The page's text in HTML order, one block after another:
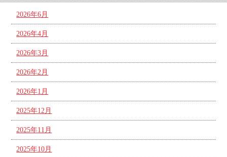
2026年6月
2026年4月
2026年3月
2026年2月
2026年1月
2025年12月
2025年11月
2025年10月